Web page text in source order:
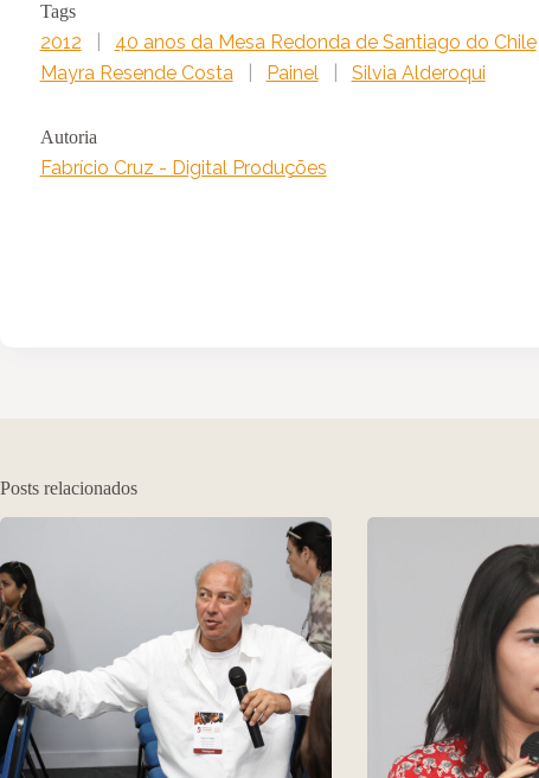
Tags
2012 40 anos da Mesa Redonda de Santiago do Chile
Mayra Resende Costa
Painel Silvia Alderoqui
Autoria
Fabrício Cruz - Digital Produções
Posts relacionados